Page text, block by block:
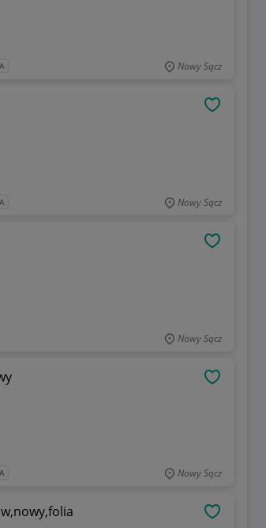
Nowy Sącz
Nowy Sącz
Nowy Sącz
Nowy Sącz